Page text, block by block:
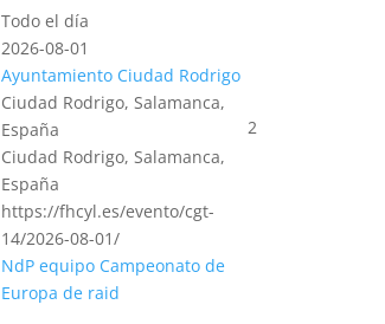
Todo el día
2026-08-01
Ayuntamiento Ciudad Rodrigo
Ciudad Rodrigo, Salamanca,
España
Ciudad Rodrigo, Salamanca,
España
https://fhcyl.es/evento/cgt-
14/2026-08-01/
NdP equipo Campeonato de
Europa de raid
2